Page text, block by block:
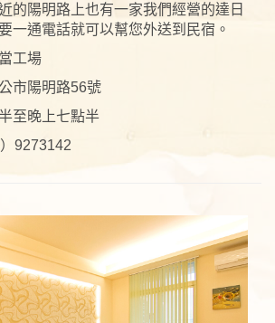
的陽明路上也有一家我們經營的達日
一通電話就可以幫您外送到民宿。
工場
市陽明路56號
至晚上七點半
9273142